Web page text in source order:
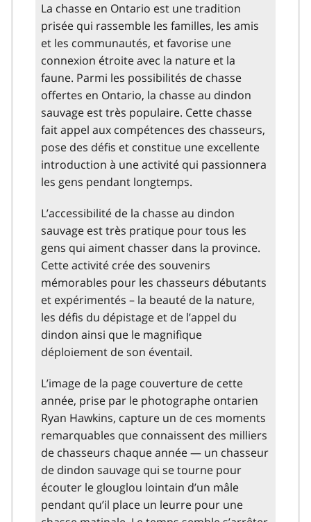
La chasse en Ontario est une tradition
prisée qui rassemble les familles, les amis
et les communautés, et favorise une
connexion étroite avec la nature et la
faune. Parmi les possibilités de chasse
offertes en Ontario, la chasse au dindon
sauvage est très populaire. Cette chasse
fait appel aux compétences des chasseurs,
pose des défis et constitue une excellente
introduction à une activité qui passionnera
les gens pendant longtemps.
L’accessibilité de la chasse au dindon
sauvage est très pratique pour tous les
gens qui aiment chasser dans la province.
Cette activité crée des souvenirs
mémorables pour les chasseurs débutants
et expérimentés – la beauté de la nature,
les défis du dépistage et de l’appel du
dindon ainsi que le magnifique
déploiement de son éventail.
L’image de la page couverture de cette
année, prise par le photographe ontarien
Ryan Hawkins, capture un de ces moments
remarquables que connaissent des milliers
de chasseurs chaque année — un chasseur
de dindon sauvage qui se tourne pour
écouter le glouglou lointain d’un mâle
pendant qu’il place un leurre pour une